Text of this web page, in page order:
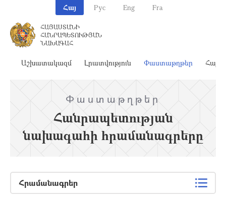
Հայ Рус Eng Fra
ՀԱՅԱՍՏԱՆԻ
ՀԱՆՐԱՊԵՏՈՒԹՅԱՆ
ՆԱԽԱԳԱՀ
Աշխատակազմ Լրատվություն Փաստաթղթեր
Փաստաթղթեր
Հանրապետության
նախագահի հրամանագրերը
Հրամանագրեր